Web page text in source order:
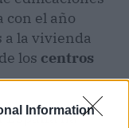
Information
con el año
a la vivienda
los centros
España ha